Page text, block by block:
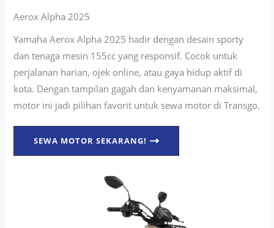
Aerox Alpha 2025
Yamaha Aerox Alpha 2025 hadir dengan desain sporty
dan tenaga mesin 155cc yang responsif. Cocok untuk
perjalanan harian, ojek online, atau gaya hidup aktif di
kota. Dengan tampilan gagah dan kenyamanan maksimal,
motor ini jadi pilihan favorit untuk sewa motor di Transgo.
SEWA MOTOR SEKARANG!